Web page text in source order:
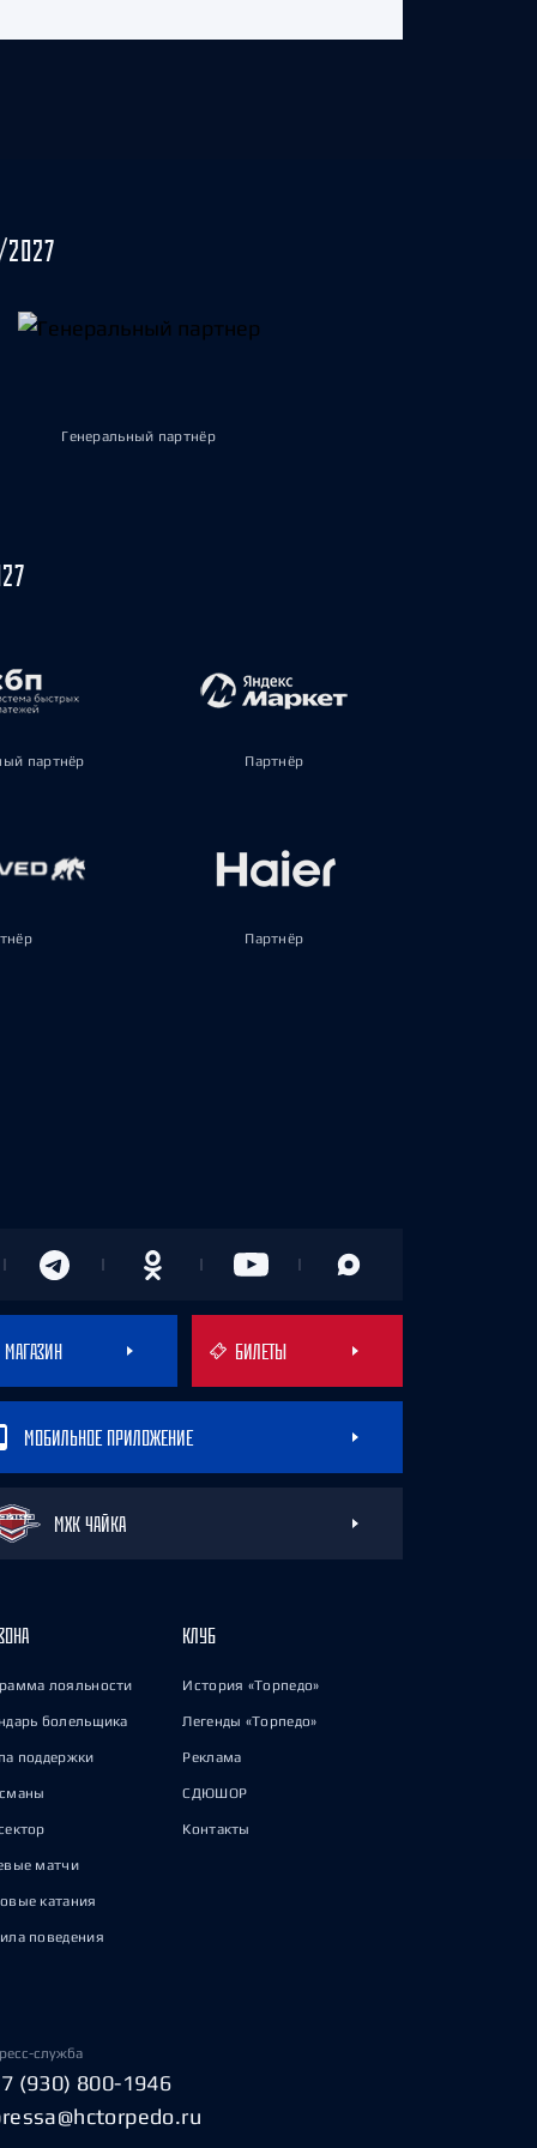
Генеральный партнёр
партнёр Партнёр
Партнёр
МАГАЗИН БИЛЕТЫ
МОБИЛЬНОЕ ПРИЛОЖЕНИЕ
МХК ЧАЙКА
лояльности
болельщика
поддержки
матчи
катания
поведения
КЛУБ
История «Торпедо»
Легенды «Торпедо»
Реклама
СДЮШОР
Контакты
служба
(930) 800-1946